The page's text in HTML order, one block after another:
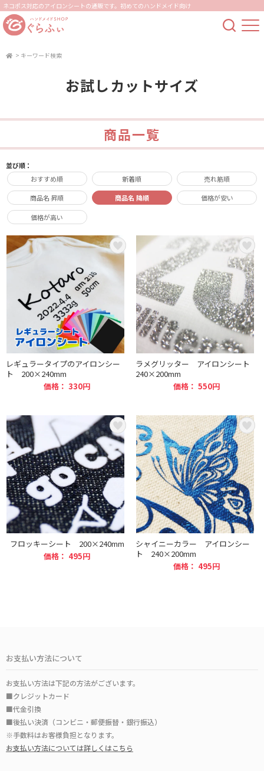
ネコポス対応のアイロンシートの通販です。初めてのハンドメイド向け
> キーワード検索
お試しカットサイズ
商品一覧
並び順：
おすすめ順
新着順 売れ筋順
商品名 昇順 商品名 降順 価格が安い
価格が高い
レギュラータイプのアイロンシー
ト 200×240mm
価格： 330円
ラメグリッター アイロンシート
240×200mm
価格： 550円
フロッキーシート 200×240mm
価格： 495円
シャイニーカラー アイロンシー
ト 240×200mm
価格： 495円
お支払い方法について
お支払い方法は下記の方法がございます。
■クレジットカード
■代金引換
■後払い決済（コンビニ・郵便振替・銀行振込）
※手数料はお客様負担となります。
お支払い方法については詳しくはこちら